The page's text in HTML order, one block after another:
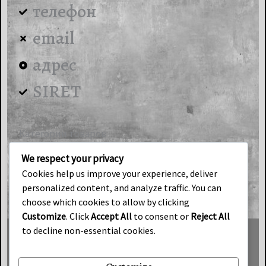
телефон
email
адрес
SIRET
Категории товаров
Гипсовая продукция
ART-Loft
Индустриальный свет
Условия продаж
We respect your privacy
Cookies help us improve your experience, deliver
personalized content, and analyze traffic. You can
choose which cookies to allow by clicking
Customize. ClickAccept All to consent or Reject All
to decline non-essential cookies.